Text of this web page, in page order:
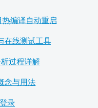
热编译自动重启
在线测试工具
过程详解
念与用法
录